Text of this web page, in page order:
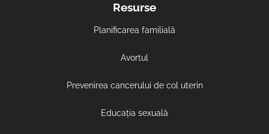
Resurse
Planificarea familială
Avortul
Prevenirea cancerului de col uterin
Educația sexuală